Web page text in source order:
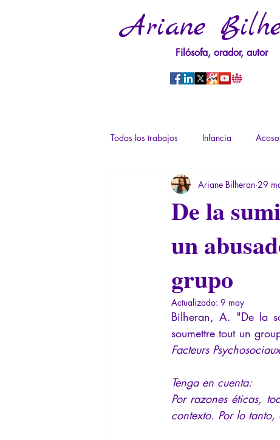
Ariane
Filósofa, orador, autor
Todos los trabajos Infancia
Psicopatología del Poder
Derechos sexuales/Educación sexual
Filosofando por los mitos griegos
Conferencias
De la
un
grupo
Ariane Bilheran 29
Actualizado: 9 may
Bilheran, A. "De la
soumettre tout un
Facteurs Psychosociaux
Tenga en cuenta:
Por razones éticas,
contexto. Por lo